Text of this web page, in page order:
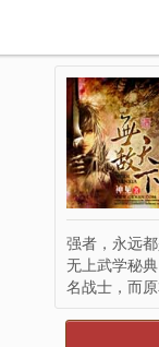
强者，永远
无上武学秘
名战士，而